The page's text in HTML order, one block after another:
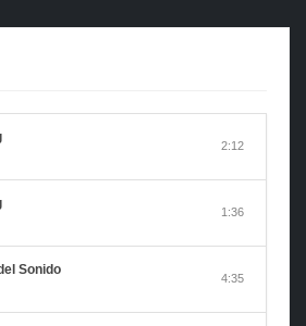
2:12
1:36
Sonido
4:35